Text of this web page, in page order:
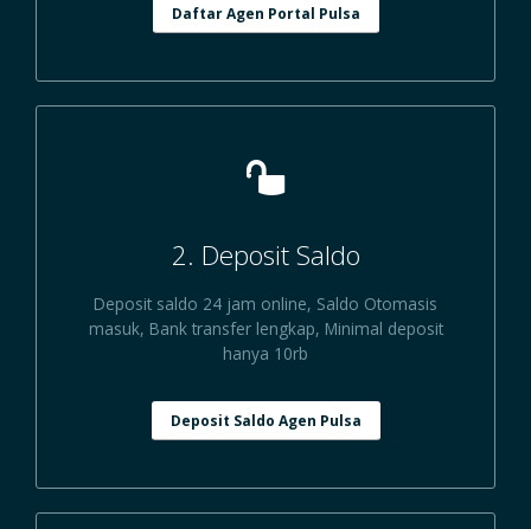
Daftar Agen Portal Pulsa
2. Deposit Saldo
Deposit saldo 24 jam online, Saldo Otomasis
masuk, Bank transfer lengkap, Minimal deposit
hanya 10rb
Deposit Saldo Agen Pulsa